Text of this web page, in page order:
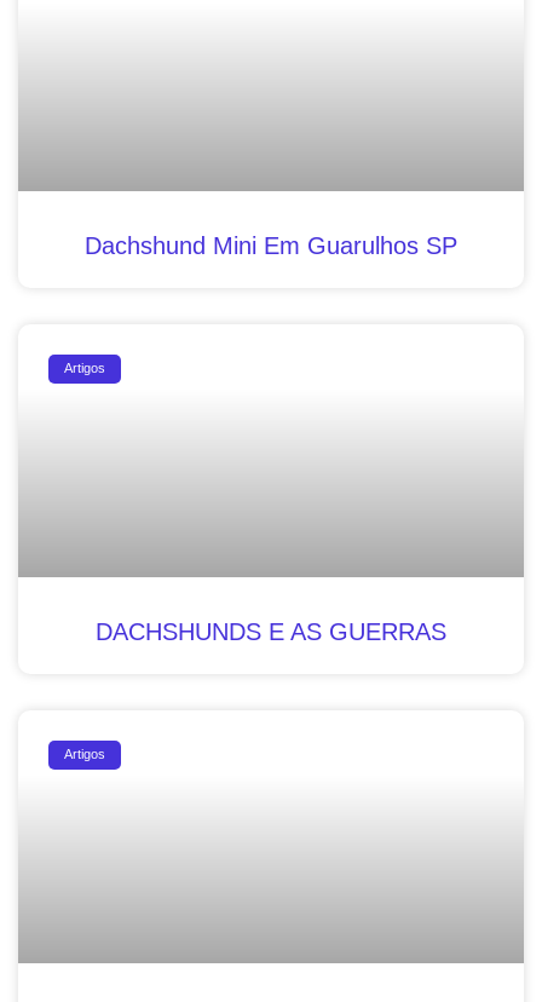
Dachshund Mini Em Guarulhos SP
Artigos
DACHSHUNDS E AS GUERRAS
Artigos